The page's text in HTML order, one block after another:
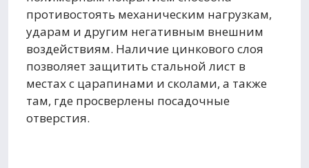
противостоять механическим нагрузкам,
ударам и другим негативным внешним
воздействиям. Наличие цинкового слоя
позволяет защитить стальной лист в
местах с царапинами и сколами, а также
там, где просверлены посадочные
отверстия.